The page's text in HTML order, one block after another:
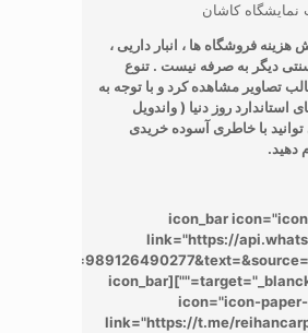
کاشان
فروشگاه ها ، انبار داریی ،
دیگر به صرفه نیست . تنوع
تصاویر مشاهده کرد و با توجه به
روز دنیا ( واندویل
با خاطری آسوده خریدی
دهید.
[icon_bar
link="https://
target="_blanck" size="small" social=""][icon_bar
icon="icon-
link="https://t.me/